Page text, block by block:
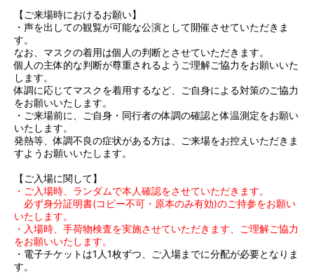
【ご来場時におけるお願い】
・声を出しての観覧が可能な公演として開催させていただきま
す。
なお、マスクの着用は個人の判断とさせていただきます。
個人の主体的な判断が尊重されるようご理解ご協力をお願いいた
します。
体調に応じてマスクを着用するなど、ご自身による対策のご協力
をお願いいたします。
・ご来場前に、ご自身・同行者の体調の確認と体温測定をお願い
いたします。
発熱等、体調不良の症状がある方は、ご来場をお控えいただきま
すようお願いいたします。
【ご入場に関して】
・ご入場時、ランダムで本人確認をさせていただきます。
必ず身分証明書(コピー不可・原本のみ有効)のご持参をお願い
いたします。
・入場時、手荷物検査を実施させていただきます、ご理解ご協力
をお願いいたします。
・電子チケットは1人1枚ずつ、ご入場までに分配が必要となりま
す。